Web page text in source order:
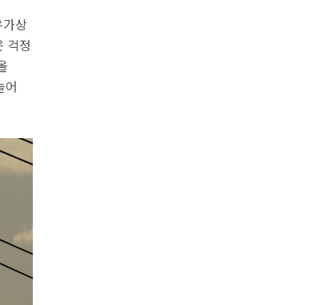
상
걱정
어